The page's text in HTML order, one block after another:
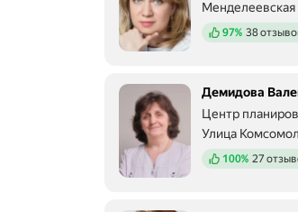
Менделеевская
Метро м.
Положительных
97% 38
Демидова
Центр
Улица
Метро м.
Положительных
100% 27